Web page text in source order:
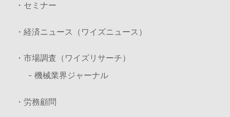
・セミナー
・経済ニュース（ワイズニュース）
・市場調査（ワイズリサーチ）
- 機械業界ジャーナル
・労務顧問